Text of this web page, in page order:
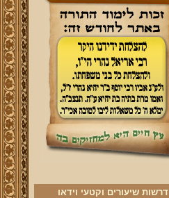
דרשות שיעורים וקטעי וידאו